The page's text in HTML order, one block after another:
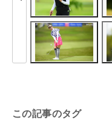
この記事のタグ